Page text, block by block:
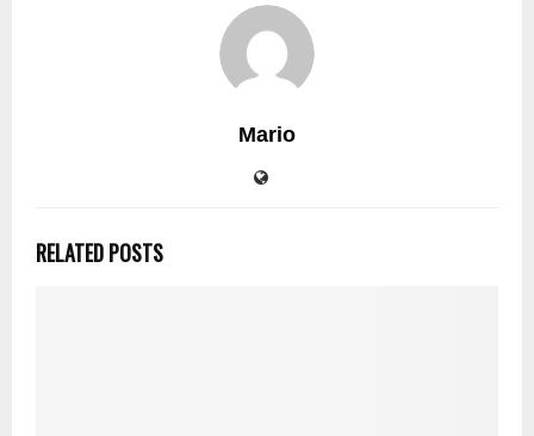
Mario
RELATED POSTS